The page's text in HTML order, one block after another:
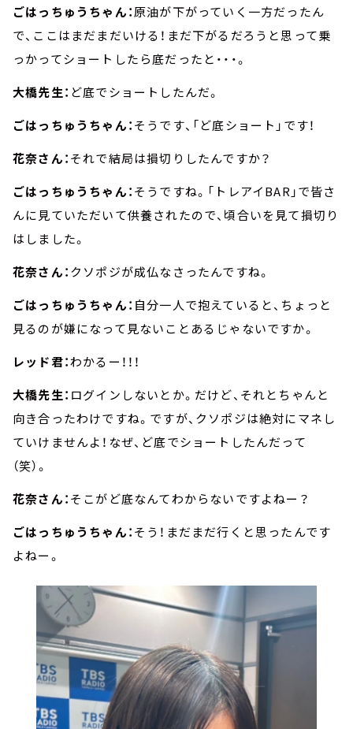
ごはっちゅうちゃん：原油が下がっていく一方だったん
で、ここはまだまだいける！まだ下がるだろうと思って乗
っかってショートしたら底だったと・・・。
大橋先生： ど底でショートしたんだ。
ごはっちゅうちゃん：そうです、「ど底ショート」です！
花奈さん：それで結局は損切りしたんですか？
ごはっちゅうちゃん：そうですね。「トレアイBAR」で皆さ
んに見ていただいて供養されたので、頃合いを見て損切り
はしました。
花奈さん：クソポジが成仏なさったんですね。
ごはっちゅうちゃん： 自分一人で抱えていると、ちょっと
見るのが嫌になって見ないことあるじゃないですか。
レッド君：わかるー！！！
大橋先生： ログインしないとか。だけど、それとちゃんと
向き合ったわけですね。ですが、クソポジは絶対にマネし
ていけませんよ！なぜ、ど底でショートしたんだって
（笑）。
花奈さん：そこがど底なんてわからないですよねー？
ごはっちゅうちゃん：そう！まだまだ行くと思ったんです
よねー。